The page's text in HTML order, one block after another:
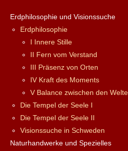
Erdphilosophie und Visionssuche
Erdphilosophie
I Innere Stille
II Fern vom Verstand
III Präsenz von Orten
IV Kraft des Moments
V Balance zwischen den
Die Tempel der Seele I
Die Tempel der Seele II
Visionssuche in Schweden
Naturhandwerke und Spezielles